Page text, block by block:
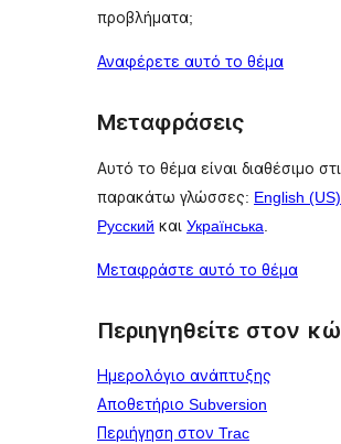
προβλήματα;
Αναφέρετε αυτό το θέμα
Μεταφράσεις
Αυτό το θέμα είναι διαθέσιμο
παρακάτω γλώσσες: English (US)
Русский και Українська
Μεταφράστε αυτό το θέμα
Περιηγηθείτε στον
Ημερολόγιο ανάπτυξης
Αποθετήριο Subversion
Περιήγηση στον Trac